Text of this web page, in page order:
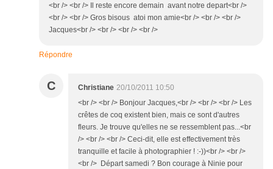
<br /> <br /> Il reste encore demain avant notre depart<br />
<br /> <br /> Gros bisous atoi mon amie<br /> <br /> <br />
Jacques<br /> <br /> <br /> <br />
Répondre
C Christiane 20/10/2011 10:50
<br /> <br /> Bonjour Jacques,<br /> <br /> <br /> Les
crêtes de coq existent bien, mais ce sont d'autres
fleurs. Je trouve qu'elles ne se ressemblent pas...<br
/> <br /> <br /> Ceci-dit, elle est effectivement très
tranquille et facile à photographier ! :-))<br /> <br />
<br /> Départ samedi ? Bon courage à Ninie pour